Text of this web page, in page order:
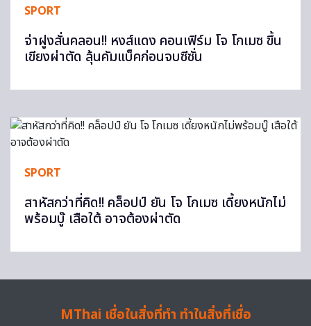
SPORT
จ่าฝูงสั่นคลอน!! หงส์แดง คอนเฟิร์ม โจ โกเมซ ขึ้น
เขียงผ่าตัด ลุ้นคัมแบ็คก่อนจบซีซั่น
SPORT
สาหัสกว่าที่คิด!! คล็อปป์ ยัน โจ โกเมซ เดี้ยงหนักไม่
พร้อมบู๊ เสือใต้ อาจต้องผ่าตัด
MThai เชื่อในสิ่งที่ทำ ทำในสิ่งที่เชื่อ